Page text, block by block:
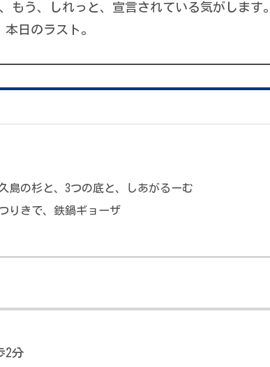
もう、しれっと、宣言されている気がします。
日のラスト。
島の杉と、3つの底と、しあがるーむ
りきで、鉄鍋ギョーザ
2分